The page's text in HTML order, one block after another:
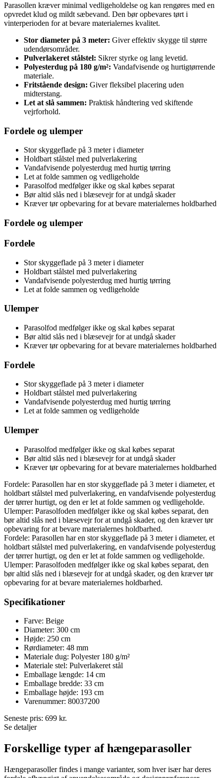
Parasollen kræver minimal vedligeholdelse og kan rengøres med en
opvredet klud og mildt sæbevand. Den bør opbevares tørt i
vinterperioden for at bevare materialernes kvalitet.
Stor diameter på 3 meter: Giver effektiv skygge til større
udendørsområder.
Pulverlakeret stålstel: Sikrer styrke og lang levetid.
Polyesterdug på 180 g/m²: Vandafvisende og hurtigtørrende
materiale.
Fritstående design: Giver fleksibel placering uden
midterstang.
Let at slå sammen: Praktisk håndtering ved skiftende
vejrforhold.
Fordele og ulemper
Stor skyggeflade på 3 meter i diameter
Holdbart stålstel med pulverlakering
Vandafvisende polyesterdug med hurtig tørring
Let at folde sammen og vedligeholde
Parasolfod medfølger ikke og skal købes separat
Bør altid slås ned i blæsevejr for at undgå skader
Kræver tør opbevaring for at bevare materialernes holdbarhed
Fordele og ulemper
Fordele
Stor skyggeflade på 3 meter i diameter
Holdbart stålstel med pulverlakering
Vandafvisende polyesterdug med hurtig tørring
Let at folde sammen og vedligeholde
Ulemper
Parasolfod medfølger ikke og skal købes separat
Bør altid slås ned i blæsevejr for at undgå skader
Kræver tør opbevaring for at bevare materialernes holdbarhed
Fordele
Stor skyggeflade på 3 meter i diameter
Holdbart stålstel med pulverlakering
Vandafvisende polyesterdug med hurtig tørring
Let at folde sammen og vedligeholde
Ulemper
Parasolfod medfølger ikke og skal købes separat
Bør altid slås ned i blæsevejr for at undgå skader
Kræver tør opbevaring for at bevare materialernes holdbarhed
Fordele: Parasollen har en stor skyggeflade på 3 meter i diameter, et
holdbart stålstel med pulverlakering, en vandafvisende polyesterdug
der tørrer hurtigt, og den er let at folde sammen og vedligeholde.
Ulemper: Parasolfoden medfølger ikke og skal købes separat, den
bør altid slås ned i blæsevejr for at undgå skader, og den kræver tør
opbevaring for at bevare materialernes holdbarhed.
Fordele: Parasollen har en stor skyggeflade på 3 meter i diameter, et
holdbart stålstel med pulverlakering, en vandafvisende polyesterdug
der tørrer hurtigt, og den er let at folde sammen og vedligeholde.
Ulemper: Parasolfoden medfølger ikke og skal købes separat, den
bør altid slås ned i blæsevejr for at undgå skader, og den kræver tør
opbevaring for at bevare materialernes holdbarhed.
Specifikationer
Farve: Beige
Diameter: 300 cm
Højde: 250 cm
Rørdiameter: 48 mm
Materiale dug: Polyester 180 g/m²
Materiale stel: Pulverlakeret stål
Emballage længde: 14 cm
Emballage bredde: 33 cm
Emballage højde: 193 cm
Varenummer: 80037200
Seneste pris: 699 kr.
Se detaljer
Forskellige typer af hængeparasoller
Hængeparasoller findes i mange varianter, som hver især har deres